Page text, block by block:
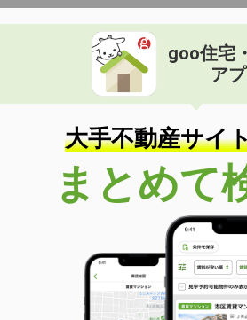
宮城県塩竈市玉川１
価 格
住 所
宮城県塩竈市玉
専有面積 23.6m²
間取り
1K
宮城県仙台市青葉区滝道
価 格
3.80万円
宮城県仙台市
23.61m²
間取り
1K
宮城県塩竈市玉川１
goo住宅
ア
大手不動産サイ
まとめて